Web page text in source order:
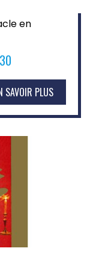
en
SAVOIR PLUS